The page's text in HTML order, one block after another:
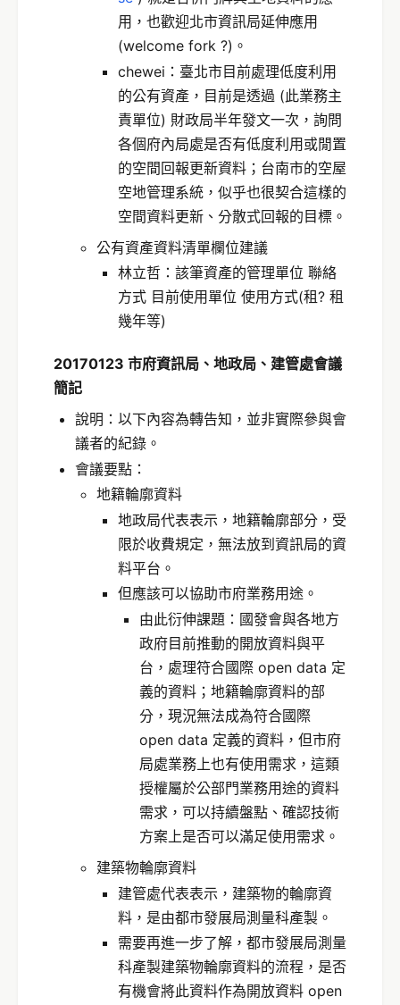
用，也歡迎北市資訊局延伸應用
(welcome fork ?)。
chewei：臺北市目前處理低度利用
的公有資產，目前是透過 (此業務主
責單位) 財政局半年發文一次，詢問
各個府內局處是否有低度利用或閒置
的空間回報更新資料；台南市的空屋
空地管理系統，似乎也很契合這樣的
空間資料更新、分散式回報的目標。
公有資產資料清單欄位建議
林立哲：該筆資產的管理單位 聯絡
方式 目前使用單位 使用方式(租? 租
幾年等)
20170123 市府資訊局、地政局、建管處會議
簡記
說明：以下內容為轉告知，並非實際參與會
議者的紀錄。
會議要點：
地籍輪廓資料
地政局代表表示，地籍輪廓部分，受
限於收費規定，無法放到資訊局的資
料平台。
但應該可以協助市府業務用途。
由此衍伸課題：國發會與各地方
政府目前推動的開放資料與平
台，處理符合國際 open data 定
義的資料；地籍輪廓資料的部
分，現況無法成為符合國際
open data 定義的資料，但市府
局處業務上也有使用需求，這類
授權屬於公部門業務用途的資料
需求，可以持續盤點、確認技術
方案上是否可以滿足使用需求。
建築物輪廓資料
建管處代表表示，建築物的輪廓資
料，是由都市發展局測量科產製。
需要再進一步了解，都市發展局測量
科產製建築物輪廓資料的流程，是否
有機會將此資料作為開放資料 open